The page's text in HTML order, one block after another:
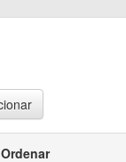
Ordenar